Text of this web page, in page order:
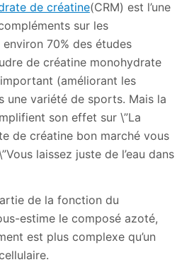
de créatine(CRM) est l’une
sur les
70% des études
de créatine monohydrate
(améliorant les
une variété de sports. Mais la
son effet sur \”La
de créatine bon marché vous
laissez juste de l’eau dans
de la fonction du
estime le composé azoté,
est plus complexe qu’un